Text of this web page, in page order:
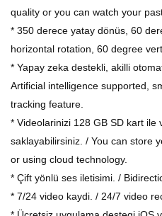
quality or you can watch your
* 350 derece yatay dönüs, 60
horizontal rotation, 60 degree
* Yapay zeka destekli, akilli
Artificial intelligence supported,
tracking feature.
* Videolarinizi 128 GB SD kart
saklayabilirsiniz. / You can store
or using cloud technology.
* Çift yönlü ses iletisimi. /
* 7/24 video kaydi. / 24/7 video